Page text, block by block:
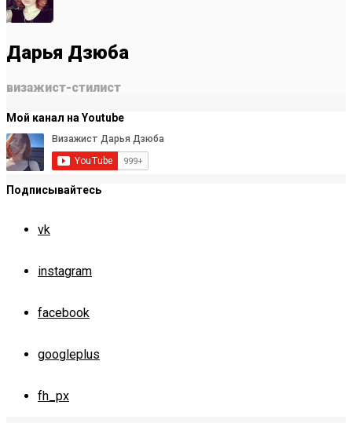
Дарья Дзюба
визажист-стилист
Мой канал на Youtube
Подписывайтесь
vk
instagram
facebook
googleplus
fh_px